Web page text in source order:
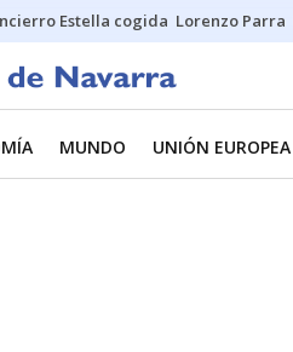
Estella cogida Lorenzo Parra
MUNDO UNIÓN EUROPEA